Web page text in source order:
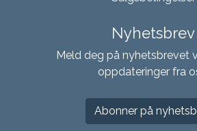
Nyhetsbrev
Meld deg på nyhetsbrevet
oppdateringer fra
Abonner på